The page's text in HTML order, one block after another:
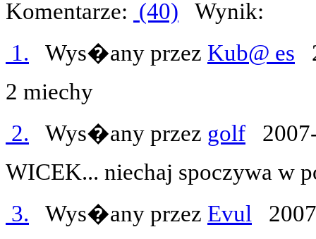
Komentarze: (40) Wynik:
1. Wys�any przez Kub@ es
2 miechy
2. Wys�any przez golf
WICEK... niechaj spoczywa w
3. Wys�any przez Evul